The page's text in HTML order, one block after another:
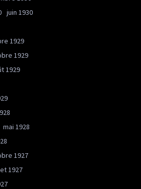
juin 1930
1929
1929
1929
mai 1928
1927
1927